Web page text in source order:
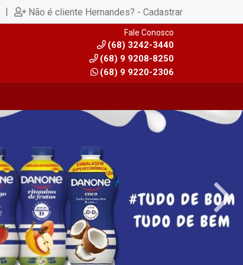
| Não é cliente Hernandes? - Cadastrar
Fale Conosco
(68) 3242-3440
(68) 9 9208-8250
(68) 9 9220-2306